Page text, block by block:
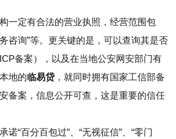
一定有合法的营业执照，经营范围包
咨询”等。更关键的是，可以查询其是否
备案），以及在当地公安网安部门有
地的临易贷 ，就同时拥有国家工信部备
备案，信息公开可查，这是重要的信任
诺“百分百包过”、“无视征信”、“零门